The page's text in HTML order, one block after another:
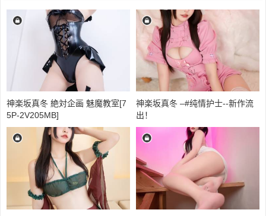
神楽坂真冬 絶対企画 魅魔教室[7
5P-2V205MB]
神楽坂真冬 –#纯情护士--新作流
出！